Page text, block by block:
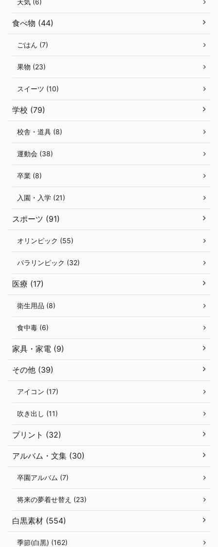
食べ物 (44)
ごはん (7)
果物 (23)
スイーツ (10)
学校 (79)
校舎・道具 (8)
運動会 (38)
卒業 (8)
入園・入学 (21)
スポーツ (91)
オリンピック (55)
パラリンピック (32)
医療 (17)
衛生用品 (8)
食中毒 (6)
家具・家電 (9)
その他 (39)
アイコン (17)
吹き出し (11)
プリント (32)
アルバム・文集 (30)
卒園アルバム (7)
将来の夢着せ替え (23)
白黒素材 (554)
季節(白黒) (162)